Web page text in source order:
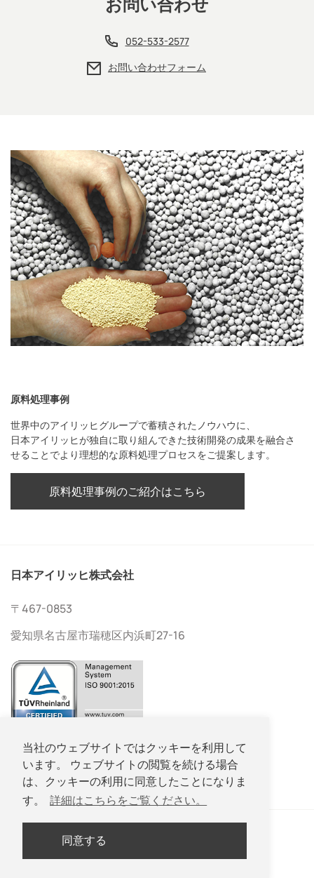
当社のウェブサイトではクッキーを利用して
います。 ウェブサイトの閲覧を続ける場合
は、クッキーの利用に同意したことになりま
す。
詳細はこちらをご覧ください。
同意する
052-533-2577
お問い合わせフォーム
原料処理事例
世界中のアイリッヒグループで蓄積されたノウハウに、
日本アイリッヒが独自に取り組んできた技術開発の成果を融合さ
せることでより理想的な原料処理プロセスをご提案します。
原料処理事例のご紹介はこちら
日本アイリッヒ株式会社
〒467-0853
愛知県名古屋市瑞穂区内浜町27-16
052-533-2577
052-533-2578